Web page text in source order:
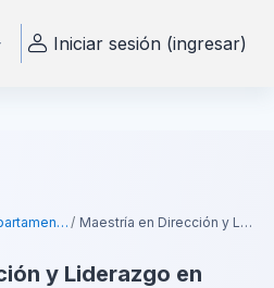
entrada de búsqueda
Iniciar sesión (ingresar)
Departamento de Innovación Maestría en Dirección y Liderazgo en Organizaciones
y Liderazgo en